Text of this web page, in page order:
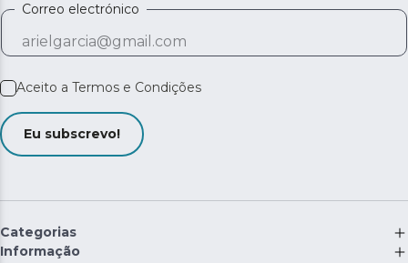
Correo electrónico
Aceito a Termos e Condições
Eu subscrevo!
Categorias
Informação